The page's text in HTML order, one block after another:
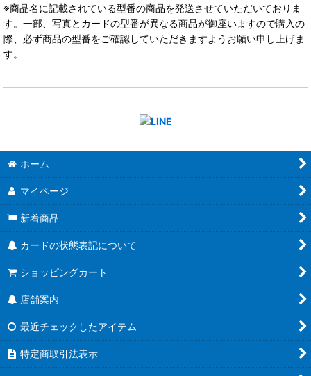
※商品名に記載されている型番の商品を発送させていただいておりま
す。一部、写真とカードの型番が異なる商品が御座いますので購入の
際、必ず商品の型番をご確認していただきますようお願い申し上げま
す。
ホーム
マイページ
新着商品
カードの状態表記について
ショッピングカート
店舗案内
最近チェックしたアイテム
特定商取引法表示